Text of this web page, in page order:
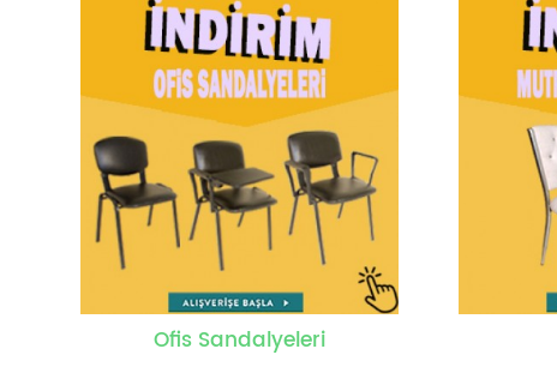
Ofis Sandalyeleri